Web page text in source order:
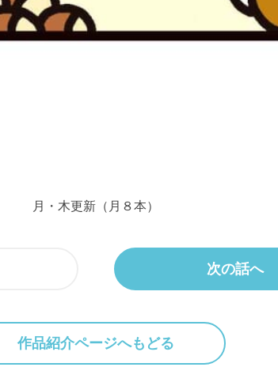
月・木更新（月８本）
次の話へ
作品紹介ページへもどる